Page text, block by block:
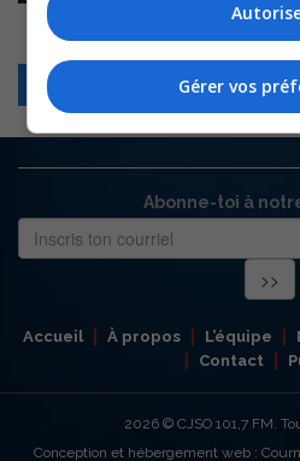
Abonne-toi à
Accueil À propos L’équipe
Contact
2026 © CJSO 101,7 FM.
Conception et hébergement web :
Gérer vos